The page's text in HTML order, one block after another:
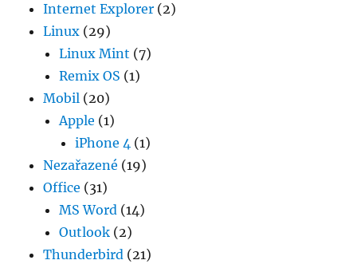
Internet Explorer (2)
Linux (29)
Linux Mint (7)
Remix OS (1)
Mobil (20)
Apple (1)
iPhone 4 (1)
Nezařazené (19)
Office (31)
MS Word (14)
Outlook (2)
Thunderbird (21)